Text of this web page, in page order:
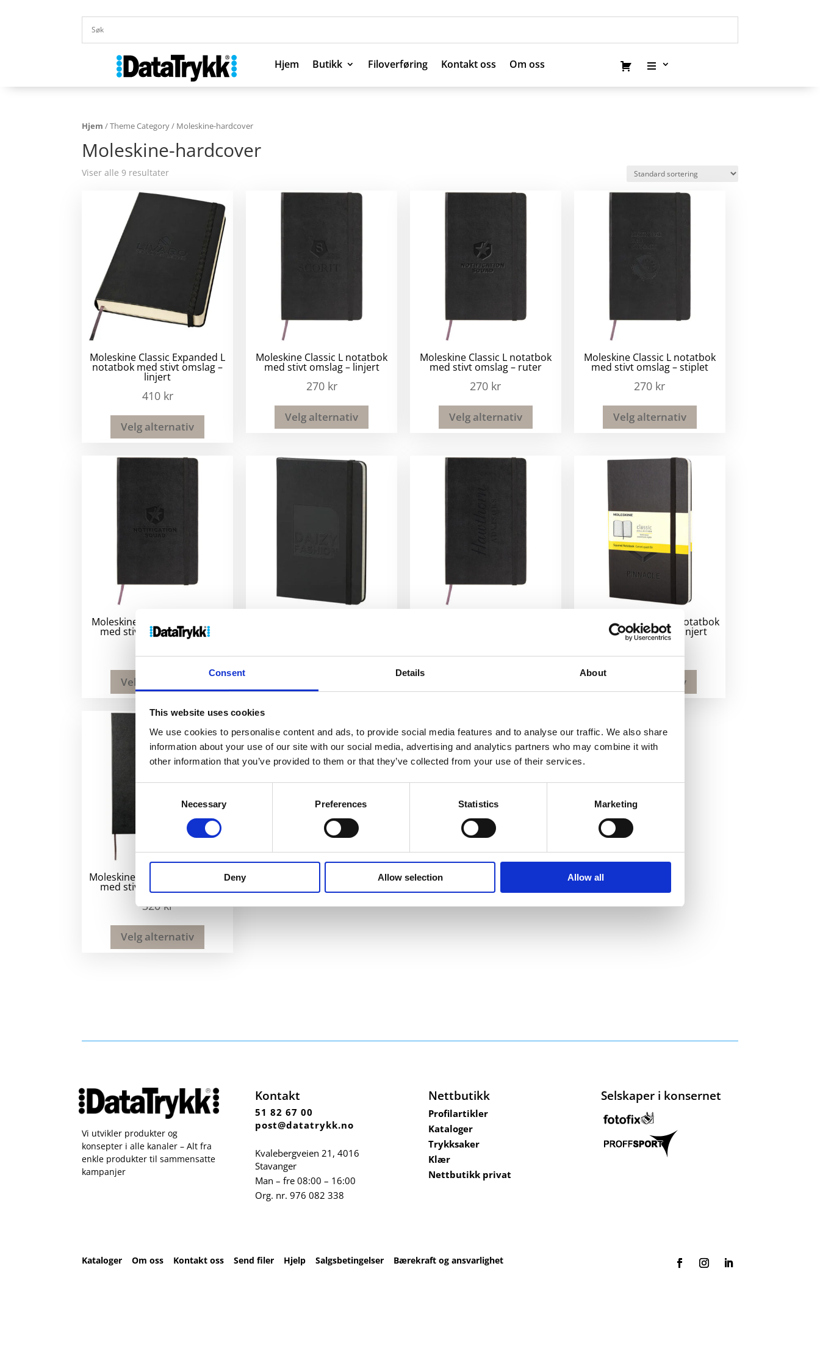
Consent Details About
This website uses cookies
We use cookies to personalise content and ads, to provide social media features and to analyse our traffic. We also share
information about your use of our site with our social media, advertising and analytics partners who may combine it with
other information that you’ve provided to them or that they’ve collected from your use of their services.
Necessary Preferences Statistics Marketing
Deny Allow selection Allow all
Hjem Butikk Filoverføring Kontakt oss Om oss
Hjem Butikk Filoverføring Kontakt oss Om oss
Hjem / Theme Category / Moleskine-hardcover
Moleskine-hardcover
Viser alle 9 resultater
Moleskine Classic Expanded L
notatbok med stivt omslag –
linjert
410 kr
Velg alternativ
Moleskine Classic L notatbok
med stivt omslag – linjert
270 kr
Velg alternativ
Moleskine Classic L notatbok
med stivt omslag – ruter
270 kr
Velg alternativ
Moleskine Classic L notatbok
med stivt omslag – stiplet
270 kr
Velg alternativ
Moleskine Classic L notatbok
med stivt omslag – vanlig
Velg alternativ
Moleskine Classic PK notatbok
med stivt omslag – linjert
Velg alternativ
Moleskine Classic XL notatbok
med stivt omslag – linjert
320kr
Velg alternativ
Vi utvikler produkter og
konsepter i alle kanaler – Alt fra
enkle produkter til sammensatte
kampanjer
Kontakt
51 82 67 00
post@datatrykk.no
Kvalebergveien 21 , 4016
Stavanger
Man – fre 08:00 – 16:00
Org. nr. 976 082 338
Nettbutikk
Profilartikler
Kataloger
Trykksaker
Klær
Nettbutikk privat
Selskaper i konsernet
Kataloger Om oss Kontakt oss Send filer HjelpSalgsbetingelser Bærekraft og ansvarlighet